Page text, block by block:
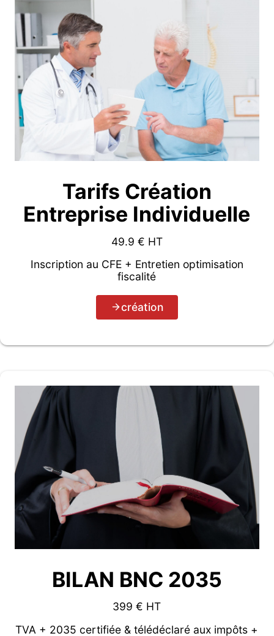
Tarifs Création
Entreprise Individuelle
49.9 € HT
Inscription au CFE + Entretien optimisation
fiscalité
création
BILAN BNC 2035
399 € HT
TVA + 2035 certifiée & télédéclaré aux impôts +